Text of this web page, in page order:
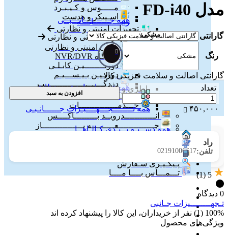
مـــــوس و کـیـبـرد
اسـپیکر و هدست
همه جــــــــــانـــبــی
رایـــــــــــانـــه
تجهیزات امنیتی و نظارتی
تجهیزات امنیتی و نظارتی
جانبی امنیتی و نظارتی
دستگاه NVR/DVR
دوربــــــــیـن کابـلـی
دوربـیـن بـیـســـیـم
دزدگـــــــــــــــــــــــیـر
همه تجهیزات امنیتی و نظارتی
باطری و شارژر باطری
ویـــــــــــــــــــجـت
خـــدمـــــــــــــــات
همه تــــــــجـــهــــیـزات جــــــانـبـی
انــــــــــــدرویــد بـــــــــاکــــس
جــــــــــــــعـــــــبـه بــــــــــــــــاز
همه دســتـه بــنـدی کـالـاهــا
پــرداخـت آنــلایــن
پـیگـیـری سـفارش
تـــمـــاس بــــا مــــا
مدل FD-i40
گارانتی
رنگ
مشکی
گارانتی اصالت و سلامت فیزیکی کالا
تعداد
افزودن به سبد
۴۵۰,۰۰۰
راد
تلفن:02191006617
5
(1)
0 دیدگاه
تـجهــــــــیزات جـانبی
100% (1) نفر از خریداران، این کالا را پیشنهاد کرده اند
ویژگی‌های محصول